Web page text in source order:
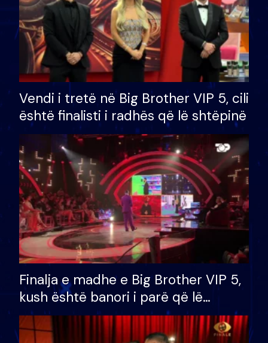
Vendi i tretë në Big Brother VIP 5, cili
është finalisti i radhës që lë shtëpinë
Finalja e madhe e Big Brother VIP 5,
kush është banori i parë që lë
shtëpinë dhe humb mundësinë për
të fituar çmimin e madh